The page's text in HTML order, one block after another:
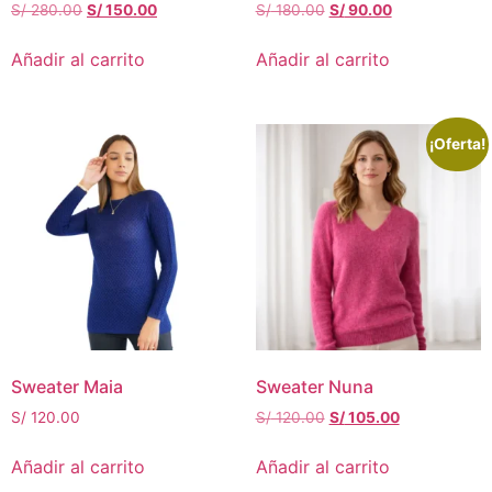
S/280.00 S/150.00
Añadir al carrito
S/180.00 S/90.00
Añadir al carrito
Sweater Maia
S/ 120.00
Añadir al carrito
¡Oferta!
Sweater Nuna
S/120.00 S/105.00
Añadir al carrito